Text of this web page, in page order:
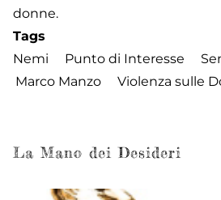
donne.
Tags
Nemi
Punto di Interesse
Marco Manzo
Violenza sulle
La Mano dei Desideri